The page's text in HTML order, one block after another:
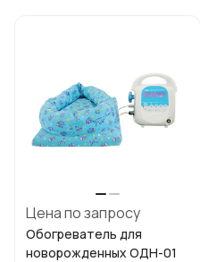
Цена по запросу
Обогреватель для
новорожденных ОДН-01